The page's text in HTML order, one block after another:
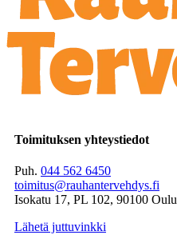
Toimituksen yhteystiedot
Puh. 044 562 6450
toimitus@rauhantervehdys.fi
Isokatu 17, PL 102, 90100 Oulu
Lähetä juttuvinkki